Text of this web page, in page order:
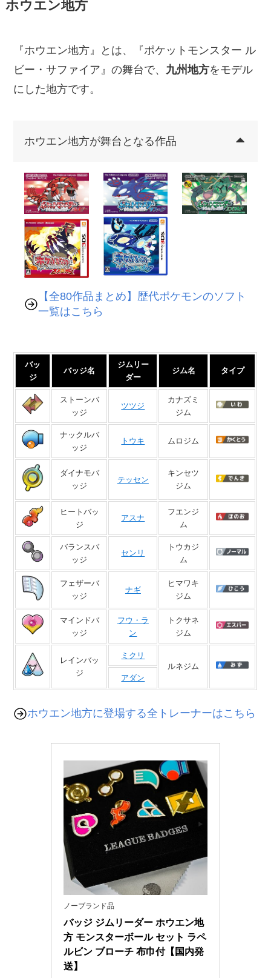
ホウエン地方
『ホウエン地方』とは、『ポケットモンスター ル
ビー・サファイア』の舞台で、 九州地方をモデル
にした地方です。
ホウエン地方が舞台となる作品
【全80作品まとめ】歴代ポケモンのソフト
一覧はこちら
バッ
ジ
バッジ名
ジムリー
ダー
ジム名 タイプ
ストーンバ
ッジ
ツツジ
カナズミ
ジム
ナックルバ
ッジ
トウキ ムロジム
ダイナモバ
ッジ
テッセン
キンセツ
ジム
ヒートバッ
ジ
アスナ
フエンジ
ム
バランスバ
ッジ
センリ
トウカジ
ム
フェザーバ
ッジ
ナギ
ヒマワキ
ジム
マインドバ
ッジ
フウ・ラ
ン
トクサネ
ジム
レインバッ
ジ
ミクリ
ルネジム
アダン
ホウエン地方に登場する全トレーナーはこちら
ノーブランド品
バッジ ジムリーダー ホウエン地
方 モンスターボール セット ラペ
ルビン ブローチ 布巾付【国内発
送】